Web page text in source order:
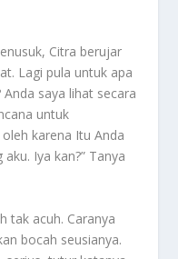
Citra berujar
Lagi pula untuk apa
saya lihat secara
untuk
karena Itu Anda
Iya kan?” Tanya
tak acuh. Caranya
bocah seusianya.